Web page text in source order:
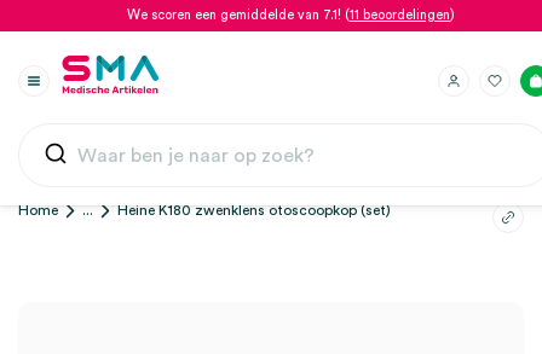
We scoren een gemiddelde van 7.1! (11 beoordelingen)
Home ... Heine K180 zwenklens otoscoopkop (set)